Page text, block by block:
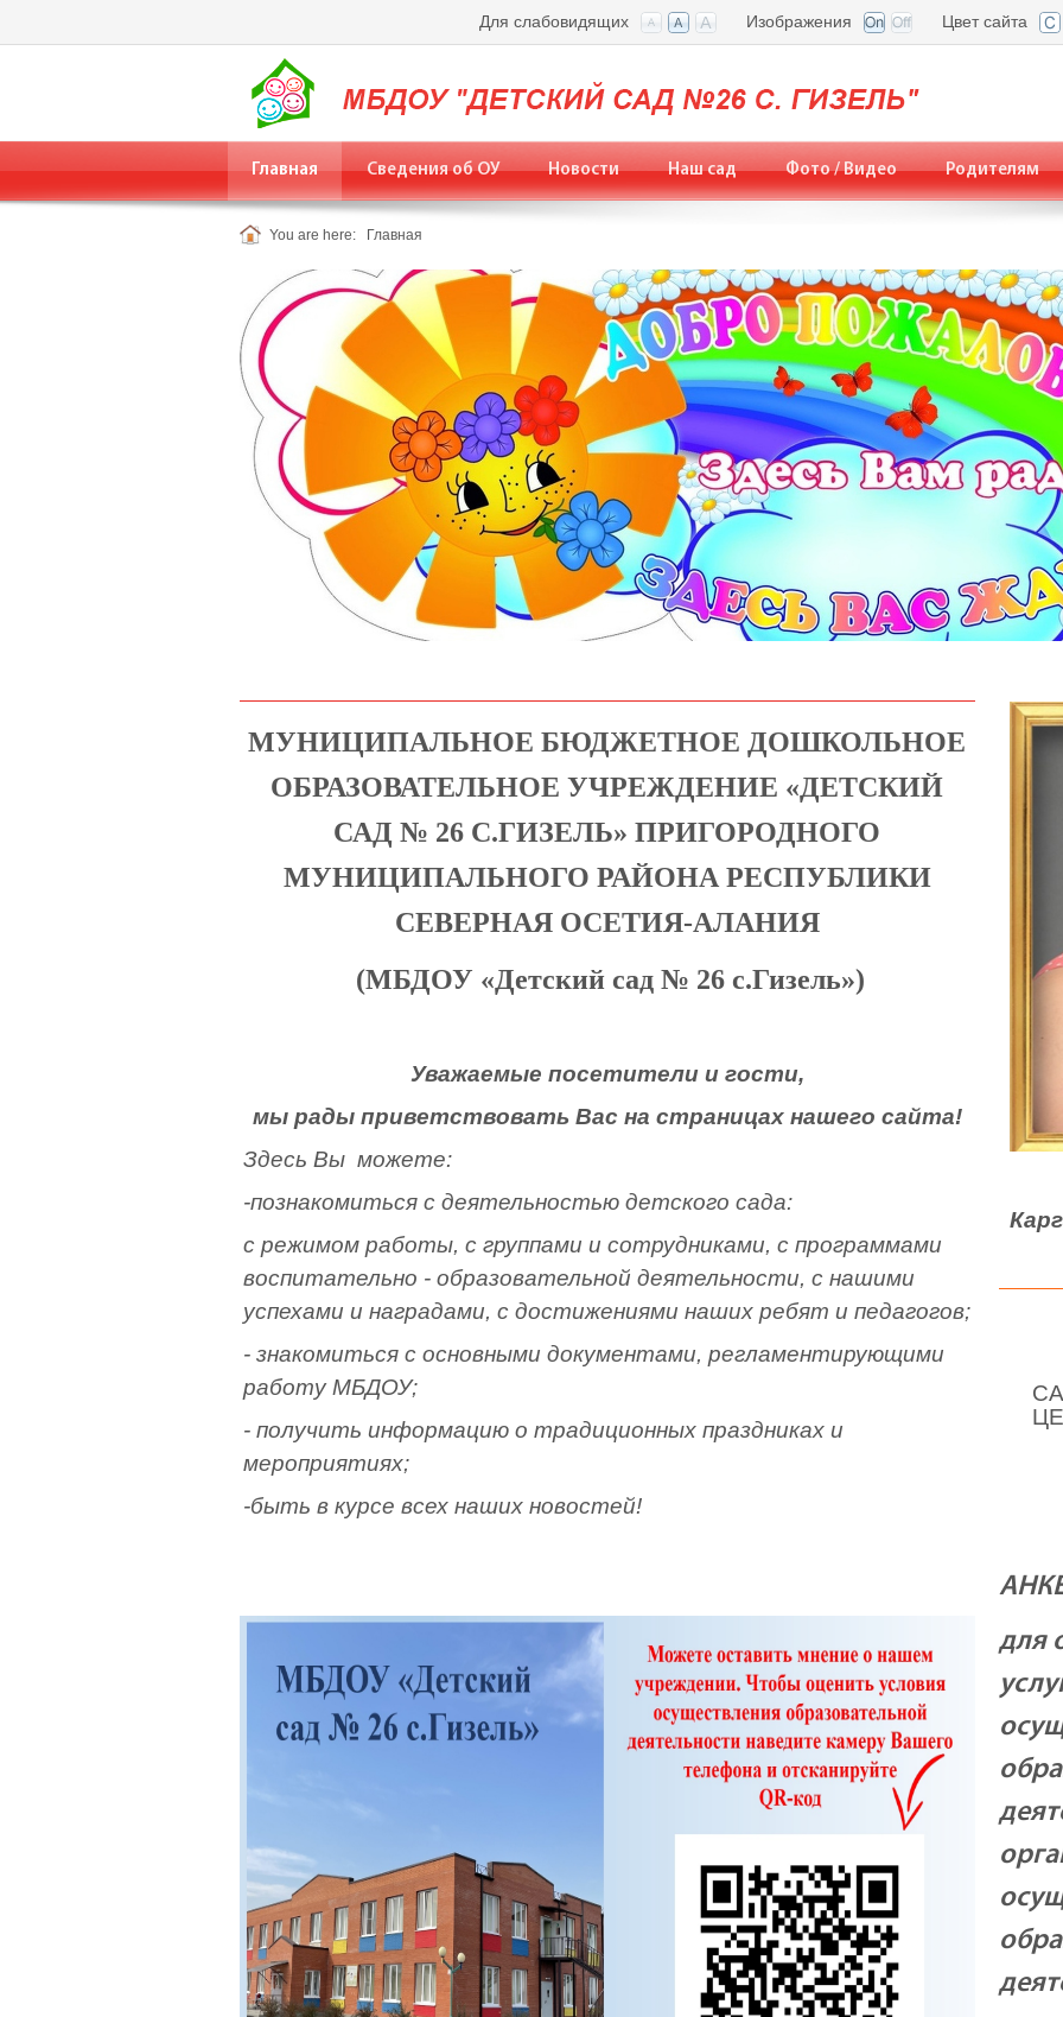
Цвет сайта
Изображения
Для слабовидящих
Главная Сведения об ОУ Новости Наш сад Фото / Видео Родителям
You are here: Главная
МУНИЦИПАЛЬНОЕ БЮДЖЕТНОЕ ДОШКОЛЬНОЕ
ОБРАЗОВАТЕЛЬНОЕ УЧРЕЖДЕНИЕ «ДЕТСКИЙ
САД № 26 С.ГИЗЕЛЬ» ПРИГОРОДНОГО
МУНИЦИПАЛЬНОГО РАЙОНА РЕСПУБЛИКИ
СЕВЕРНАЯ ОСЕТИЯ-АЛАНИЯ
(МБДОУ «Детский сад № 26 с.Гизель»)
Уважаемые посетители и гости,
мы рады приветствовать Вас на страницах нашего сайта!
Здесь Вы можете:
-познакомиться с деятельностью детского сада:
с режимом работы, с группами и сотрудниками, с программами
воспитательно - образовательной деятельности, с нашими
успехами и наградами, с достижениями наших ребят и педагогов;
- знакомиться с основными документами, регламентирующими
работу МБДОУ;
- получить информацию о традиционных праздниках и
мероприятиях;
-быть в курсе всех наших новостей!
для